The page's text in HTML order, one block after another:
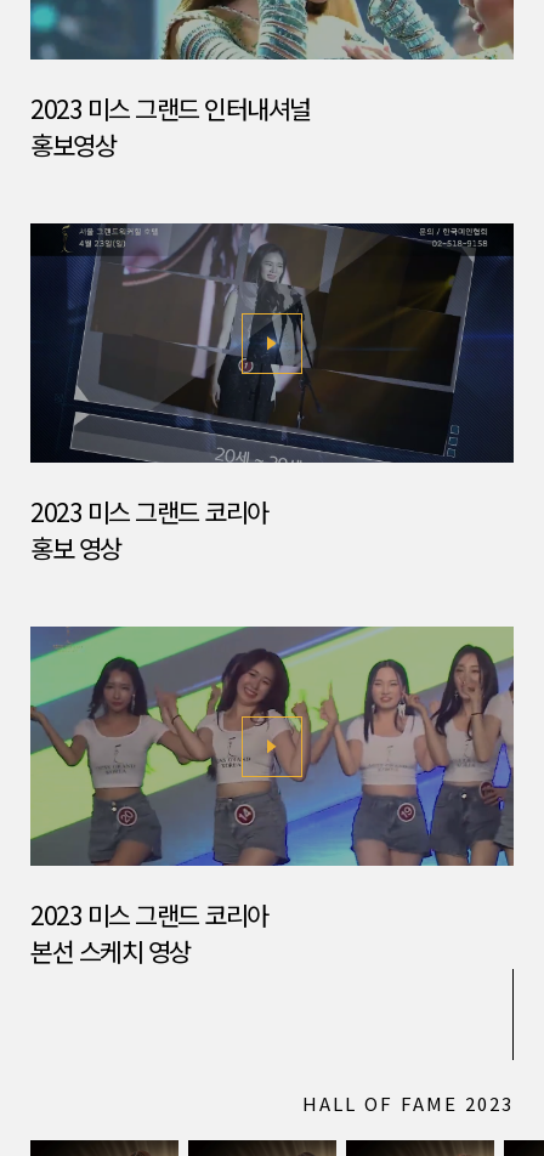
2023 미스 그랜드 인터내셔널
홍보영상
2023 미스 그랜드 코리아
홍보 영상
2023 미스 그랜드 코리아
본선 스케치 영상
HALL OF FAME 2023